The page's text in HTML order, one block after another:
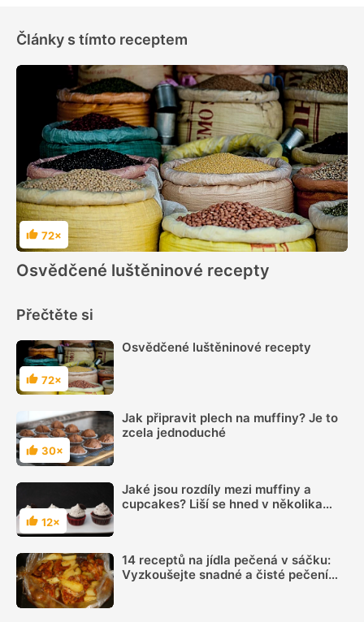
Články s tímto receptem
Hodnocení
72×
Osvědčené luštěninové recepty
Přečtěte si
Hodnocení
72×
Osvědčené luštěninové recepty
Hodnocení
30×
Jak připravit plech na muffiny? Je to
zcela jednoduché
Hodnocení
12×
Jaké jsou rozdíly mezi muffiny a
cupcakes? Liší se hned v několika
14 receptů na jídla pečená v sáčku:
Vyzkoušejte snadné a čisté pečení